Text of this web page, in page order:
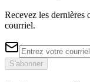
Recevez les dernières
courriel.
S'abonner